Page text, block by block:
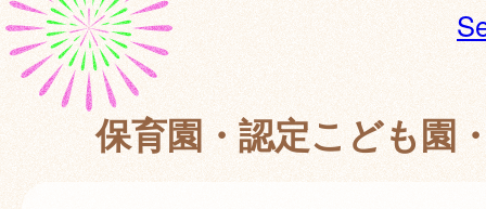
保育園・認定こども園